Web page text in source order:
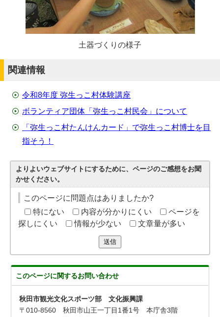
土器づくりの様子
関連情報
令和8年度 弥生っこ村体験講座
ボランティア団体「弥生っこ村民会」について
「弥生っこ村たんけんカード」で弥生っこ村博士を目
指そう！
よりよいウェブサイトにするために、ページのご感想をお聞
かせください。
このページに問題点はありましたか?
特にない
内容が分かりにくい
ページを
探しにくい
情報が少ない 文章量が多い
送信
このページに関するお問い合わせ
秋田市観光文化スポーツ部 文化振興課
〒010-8560 秋田市山王一丁目1番1号 本庁舎3階